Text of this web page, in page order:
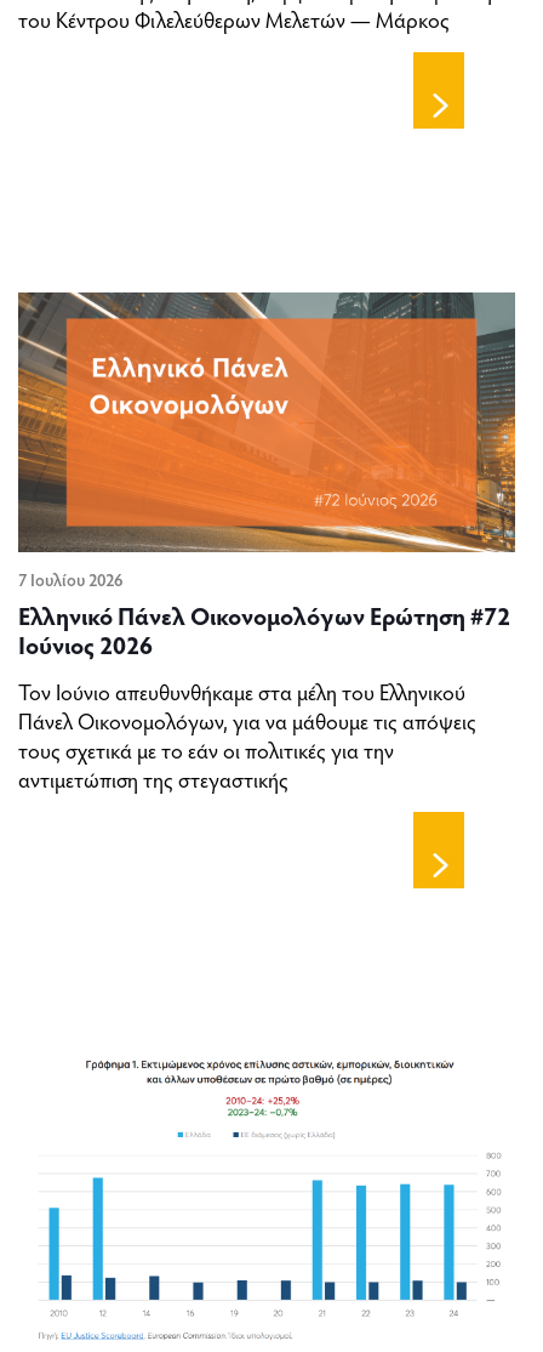
του Κέντρου Φιλελεύθερων Μελετών — Μάρκος
7 Ιουλίου 2026
Ελληνικό Πάνελ Οικονομολόγων Ερώτηση #72
Ιούνιος 2026
Τον Ιούνιο απευθυνθήκαμε στα μέλη του Ελληνικού
Πάνελ Οικονομολόγων, για να μάθουμε τις απόψεις
τους σχετικά με το εάν οι πολιτικές για την
αντιμετώπιση της στεγαστικής